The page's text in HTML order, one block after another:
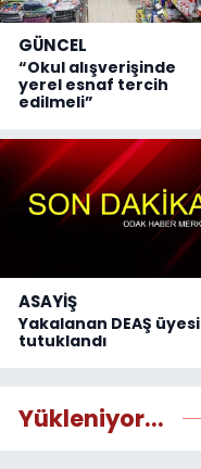
GÜNCEL
“Okul alışverişinde
yerel esnaf tercih
edilmeli”
ASAYİŞ
Yakalanan DEAŞ üyesi
tutuklandı
Yükleniyor...